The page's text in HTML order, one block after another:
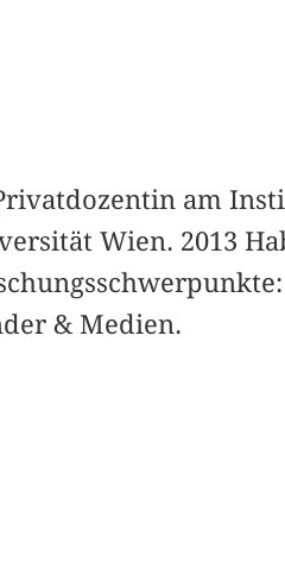
am
Wien. 2013
& Medien.